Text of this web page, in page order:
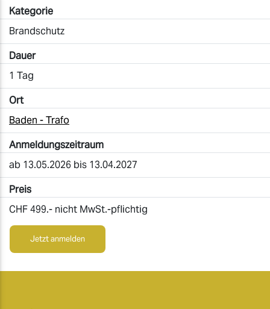
Kategorie
Brandschutz
Dauer
1 Tag
Ort
Baden - Trafo
Anmeldungszeitraum
ab 13.05.2026 bis 13.04.2027
Preis
CHF 499.- nicht MwSt.-pflichtig
Jetzt anmelden